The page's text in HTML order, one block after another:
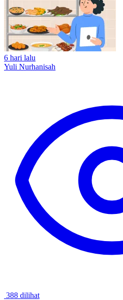
6 hari lalu
Yuli Nurhanisah
388 dilihat